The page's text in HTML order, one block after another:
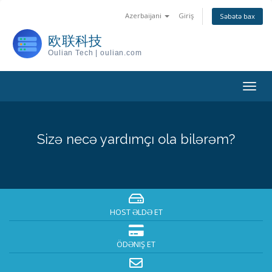
Azerbaijani Giriş Səbətə bax
欧联科技
Oulian Tech | oulian.com
Sizə necə yardımçı ola bilərəm?
HOST ƏLDƏ ET
ÖDƏNIŞ ET